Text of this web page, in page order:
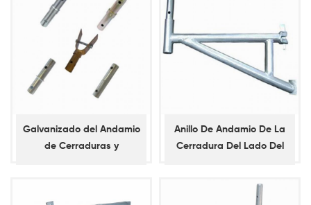
Galvanizado del Andamio
de Cerraduras y
Anillo De Andamio De La
Cerradura Del Lado Del